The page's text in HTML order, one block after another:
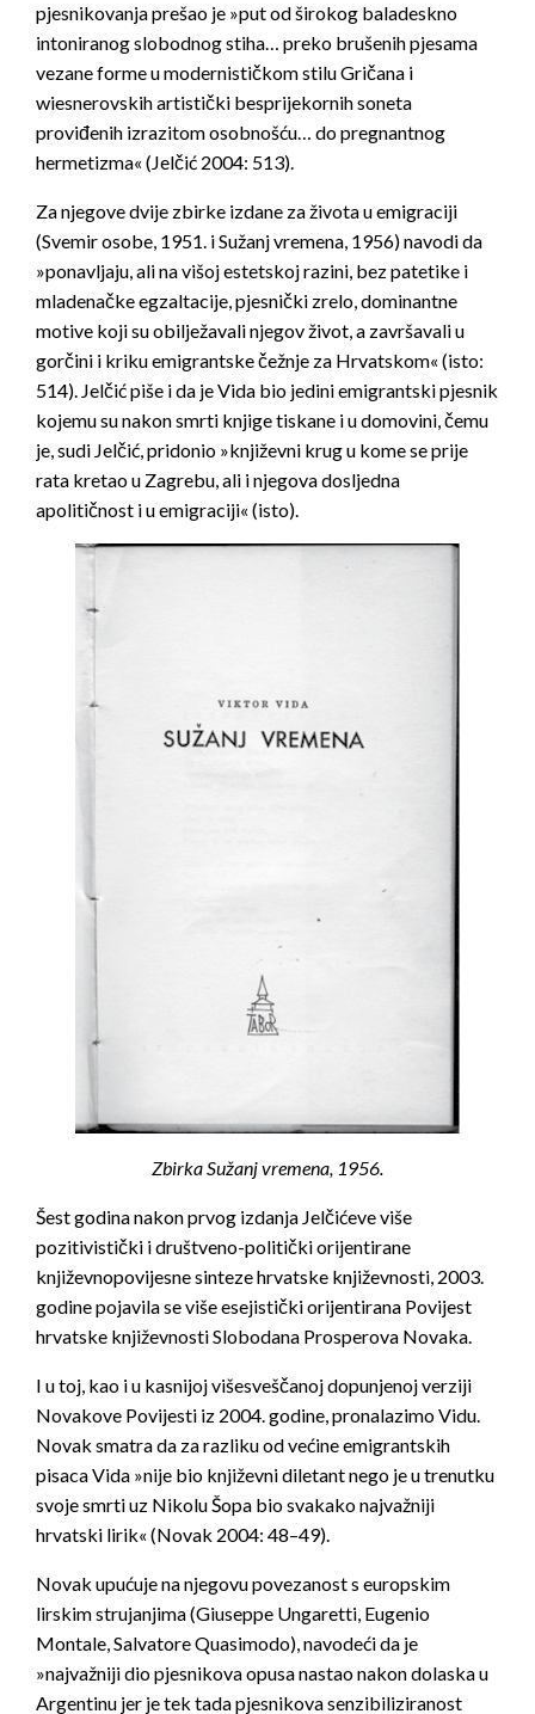
pjesnikovanja prešao je »put od širokog baladeskno
intoniranog slobodnog stiha… preko brušenih pjesama
vezane forme u modernističkom stilu Gričana i
wiesnerovskih artistički besprijekornih soneta
proviđenih izrazitom osobnošću… do pregnantnog
hermetizma« (Jelčić 2004: 513).
Za njegove dvije zbirke izdane za života u emigraciji
(Svemir osobe, 1951. iSužanj vremena, 1956) navodi da
»ponavljaju, ali na višoj estetskoj razini, bez patetike i
mladenačke egzaltacije, pjesnički zrelo, dominantne
motive koji su obilježavali njegov život, a završavali u
gorčini i kriku emigrantske čežnje za Hrvatskom« (isto:
514). Jelčić piše i da je Vida bio jedini emigrantski pjesnik
kojemu su nakon smrti knjige tiskane i u domovini, čemu
je, sudi Jelčić, pridonio »književni krug u kome se prije
rata kretao u Zagrebu, ali i njegova dosljedna
apolitičnost i u emigraciji« (isto).
Zbirka Sužanj vremena, 1956.
Šest godina nakon prvog izdanja Jelčićeve više
pozitivistički i društveno-politički orijentirane
književnopovijesne sinteze hrvatske književnosti, 2003.
godine pojavila se više esejistički orijentirana Povijest
hrvatske književnostiSlobodana Prosperova Novaka.
I u toj, kao i u kasnijoj višesveščanoj dopunjenoj verziji
Novakove Povijesti iz 2004. godine, pronalazimo Vidu.
Novak smatra da za razliku od većine emigrantskih
pisaca Vida »nije bio književni diletant nego je u trenutku
svoje smrti uz Nikolu Šopa bio svakako najvažniji
hrvatski lirik« (Novak 2004: 48–49).
Novak upućuje na njegovu povezanost s europskim
lirskim strujanjima (Giuseppe Ungaretti, Eugenio
Montale, Salvatore Quasimodo), navodeći da je
»najvažniji dio pjesnikova opusa nastao nakon dolaska u
Argentinu jer je tek tada pjesnikova senzibiliziranost